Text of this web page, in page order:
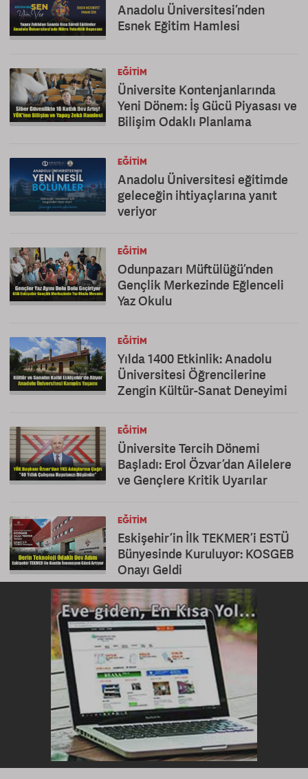
Anadolu Üniversitesi’nden
Esnek Eğitim Hamlesi
EĞITIM
Üniversite Kontenjanlarında
Yeni Dönem: İş Gücü Piyasası ve
Bilişim Odaklı Planlama
EĞITIM
Anadolu Üniversitesi eğitimde
geleceğin ihtiyaçlarına yanıt
veriyor
EĞITIM
Odunpazarı Müftülüğü’nden
Gençlik Merkezinde Eğlenceli
Yaz Okulu
EĞITIM
Yılda 1400 Etkinlik: Anadolu
Üniversitesi Öğrencilerine
Zengin Kültür-Sanat Deneyimi
EĞITIM
Üniversite Tercih Dönemi
Başladı: Erol Özvar’dan Ailelere
ve Gençlere Kritik Uyarılar
EĞITIM
Eskişehir’in İlk TEKMER’i ESTÜ
Bünyesinde Kuruluyor: KOSGEB
Onayı Geldi